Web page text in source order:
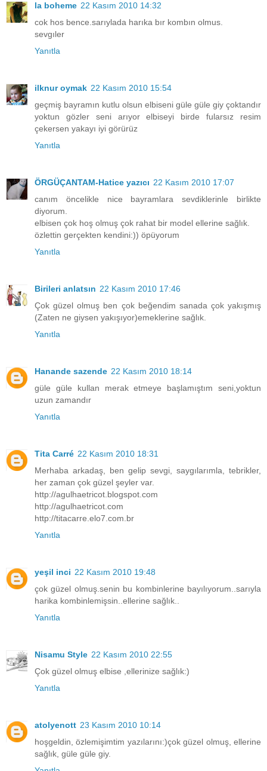
la boheme 22 Kasım 2010 14:32
cok hos bence.sarıylada harıka bır kombın olmus.
sevgıler
Yanıtla
ilknur oymak 22 Kasım 2010 15:54
geçmiş bayramın kutlu olsun elbiseni güle güle giy çoktandır
yoktun gözler seni arıyor elbiseyi birde fularsız resim
çekersen yakayı iyi görürüz
Yanıtla
ÖRGÜÇANTAM-Hatice yazıcı 22 Kasım 2010 17:07
canım öncelikle nice bayramlara sevdiklerinle birlikte
diyorum.
elbisen çok hoş olmuş çok rahat bir model ellerine sağlık.
özlettin gerçekten kendini:)) öpüyorum
Yanıtla
Birileri anlatsın 22 Kasım 2010 17:46
Çok güzel olmuş ben çok beğendim sanada çok yakışmış
(Zaten ne giysen yakışıyor)emeklerine sağlık.
Yanıtla
Hanande sazende 22 Kasım 2010 18:14
güle güle kullan merak etmeye başlamıştım seni,yoktun
uzun zamandır
Yanıtla
Tita Carré 22 Kasım 2010 18:31
Merhaba arkadaş, ben gelip sevgi, saygılarımla, tebrikler,
her zaman çok güzel şeyler var.
http://agulhaetricot.blogspot.com
http://agulhaetricot.com
http://titacarre.elo7.com.br
Yanıtla
yeşil inci 22 Kasım 2010 19:48
çok güzel olmuş.senin bu kombinlerine bayılıyorum..sarıyla
harika kombinlemişsin..ellerine sağlık..
Yanıtla
Nisamu Style 22 Kasım 2010 22:55
Çok güzel olmuş elbise ,ellerinize sağlık:)
Yanıtla
atolyenott 23 Kasım 2010 10:14
hoşgeldin, özlemişimtim yazılarını:)çok güzel olmuş, ellerine
sağlık, güle güle giy.